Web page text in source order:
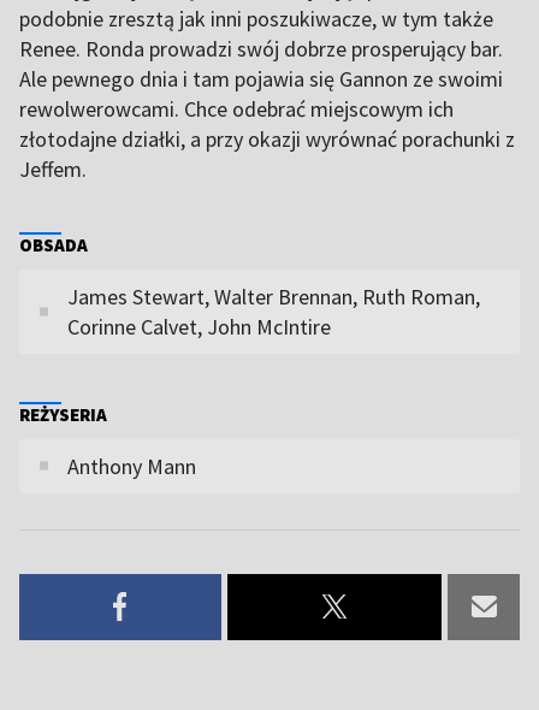
podobnie zresztą jak inni poszukiwacze, w tym także
Renee. Ronda prowadzi swój dobrze prosperujący bar.
Ale pewnego dnia i tam pojawia się Gannon ze swoimi
rewolwerowcami. Chce odebrać miejscowym ich
złotodajne działki, a przy okazji wyrównać porachunki z
Jeffem.
OBSADA
James Stewart, Walter Brennan, Ruth Roman,
Corinne Calvet, John McIntire
REŻYSERIA
Anthony Mann